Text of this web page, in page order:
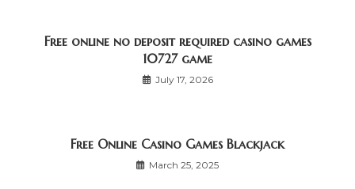
Free online no deposit required casino games
10727 game
July 17, 2026
Free Online Casino Games Blackjack
March 25, 2025